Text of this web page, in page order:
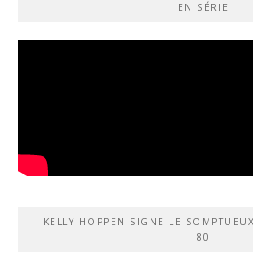
EN SÉRIE
KELLY HOPPEN SIGNE LE
80